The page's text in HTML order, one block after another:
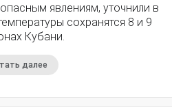
явлениям, уточнили в
сохранятся 8 и 9
Кубани.
далее